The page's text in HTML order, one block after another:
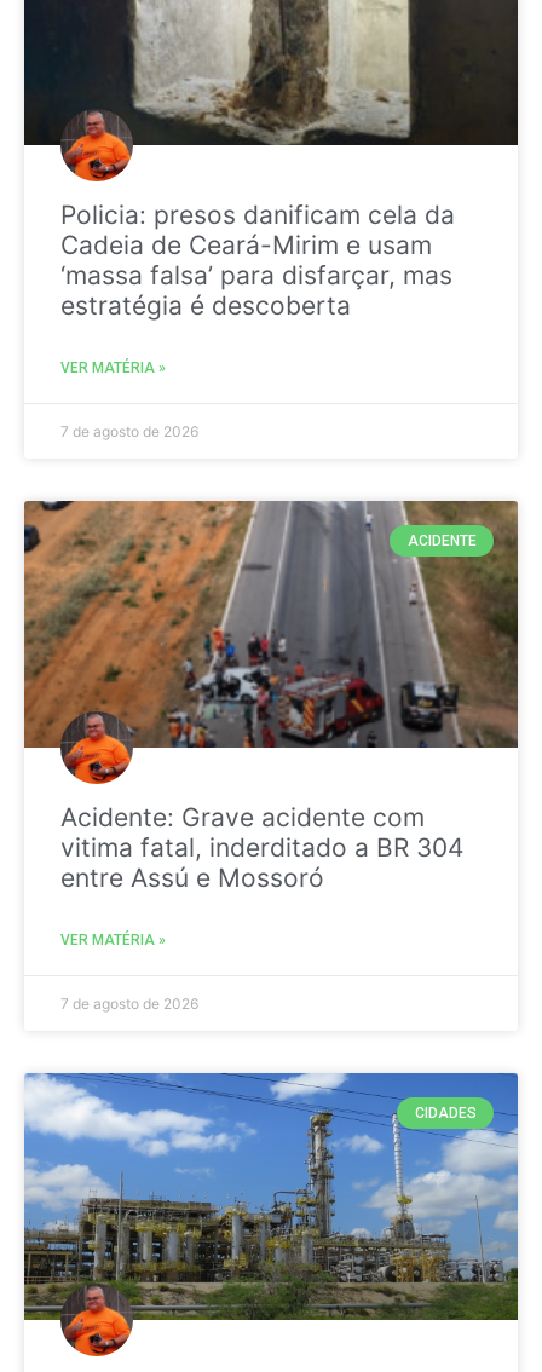
Policia: presos danificam cela da
Cadeia de Ceará-Mirim e usam
‘massa falsa’ para disfarçar, mas
estratégia é descoberta
VER MATÉRIA »
7 de agosto de 2026
ACIDENTE
Acidente: Grave acidente com
vitima fatal, inderditado a BR 304
entre Assú e Mossoró
VER MATÉRIA »
7 de agosto de 2026
CIDADES